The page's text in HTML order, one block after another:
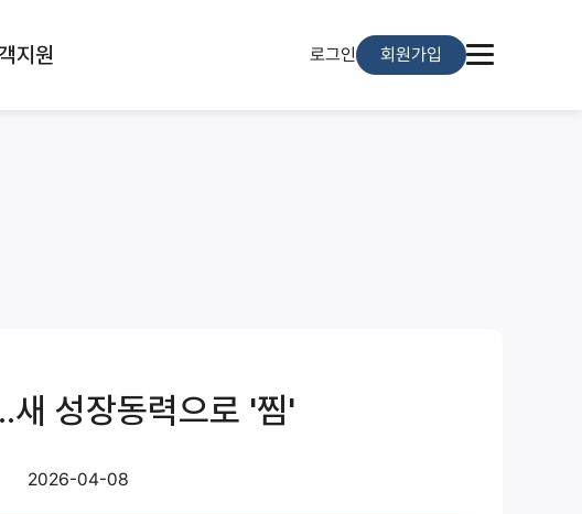
지원 로그인 회원가입
새 성장동력으로 '찜'
2026-04-08